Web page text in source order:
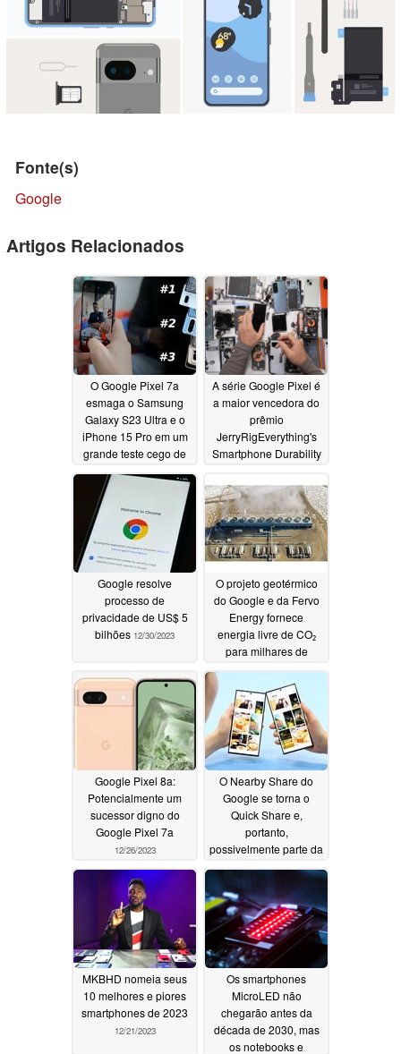
Fonte(s)
Google
Artigos Relacionados
O Google Pixel 7a
esmaga o Samsung
Galaxy S23 Ultra e o
iPhone 15 Pro em um
grande teste cego de
A série Google Pixel é
a maior vencedora do
prêmio
JerryRigEverything's
Smartphone Durability
01/02/2024
Google resolve
processo de
privacidade de US$ 5
bilhões 12/30/2023
O projeto geotérmico
do Google e da Fervo
Energy fornece
energia livre de CO₂
para milhares de
12/29/2023
Google Pixel 8a:
Potencialmente um
sucessor digno do
Google Pixel 7a
12/26/2023
O Nearby Share do
Google se torna o
Quick Share e,
portanto,
possivelmente parte da
da Samsung
MKBHD nomeia seus
10 melhores e piores
smartphones de 2023
12/21/2023
Os smartphones
MicroLED não
chegarão antes da
década de 2030, mas
os notebooks e